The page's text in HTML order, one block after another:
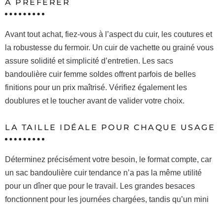
À PRÉFÉRER
Avant tout achat, fiez-vous à l’aspect du cuir, les coutures et
la robustesse du fermoir. Un cuir de vachette ou grainé vous
assure solidité et simplicité d’entretien. Les sacs
bandoulière cuir femme soldes offrent parfois de belles
finitions pour un prix maîtrisé. Vérifiez également les
doublures et le toucher avant de valider votre choix.
LA TAILLE IDÉALE POUR CHAQUE USAGE
Déterminez précisément votre besoin, le format compte, car
un sac bandoulière cuir tendance n’a pas la même utilité
pour un dîner que pour le travail. Les grandes besaces
fonctionnent pour les journées chargées, tandis qu’un mini